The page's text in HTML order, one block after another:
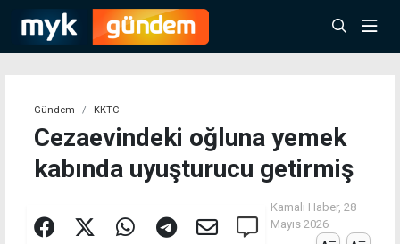
Gündem KKTC
Cezaevindeki oğluna yemek
kabında uyuşturucu getirmiş
Kamalı Haber, 28
Mayıs 2026